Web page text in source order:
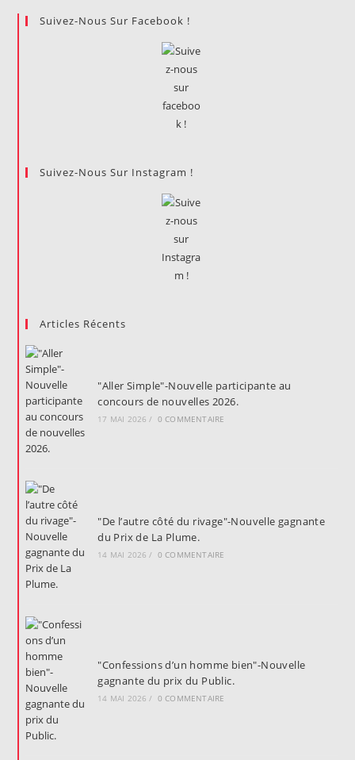
Suivez-Nous Sur Facebook !
Suivez-Nous Sur Instagram !
Articles Récents
"Aller Simple"-Nouvelle participante au
concours de nouvelles 2026.
17 MAI 2026 / 0 COMMENTAIRE
"De l’autre côté du rivage"-Nouvelle gagnante
du Prix de La Plume.
14 MAI 2026 / 0 COMMENTAIRE
"Confessions d’un homme bien"-Nouvelle
gagnante du prix du Public.
14 MAI 2026 / 0 COMMENTAIRE